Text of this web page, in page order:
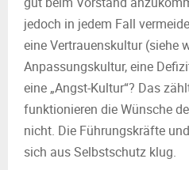
jedoch in jedem Fall
eine Vertrauenskultur (siehe
Anpassungskultur, eine
eine „Angst-Kultur“? Das
funktionieren die Wünsche
nicht. Die Führungskräfte
sich aus Selbstschutz klug.